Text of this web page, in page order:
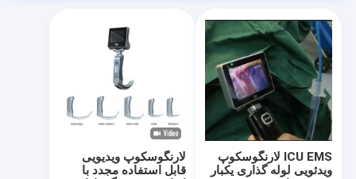
لارنگوسکوپ ویدیویی
قابل استفاده مجدد با
ICU EMS لارنگوسکوپ
ویدئویی لوله گذاری یکبار